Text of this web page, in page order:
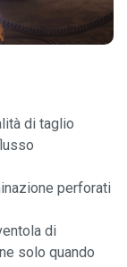
di taglio
perforati
di
solo quando